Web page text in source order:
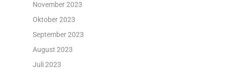
November 2023
Oktober 2023
September 2023
August 2023
Juli 2023